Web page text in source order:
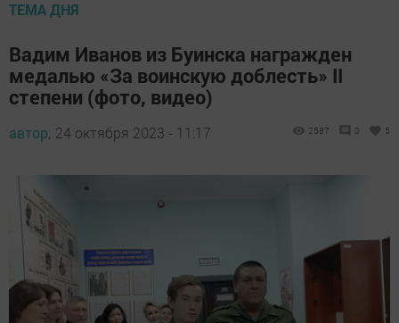
ТЕМА ДНЯ
Вадим Иванов из Буинска награжден
медалью «За воинскую доблесть» II
степени (фото, видео)
автор, 24 октября 2023 - 11:17 2587 0 5